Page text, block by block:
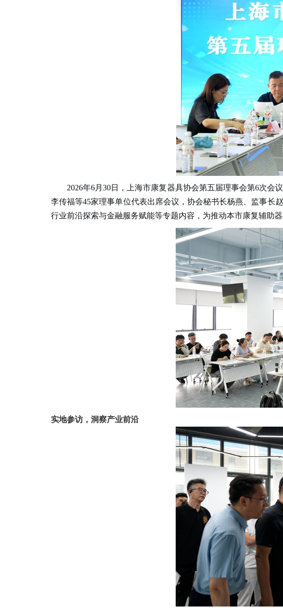
2026年6月30日，上海市康复器具协会第五届理事会第6次会
李传福等45家理事单位代表出席会议，协会秘书长杨燕、监事长
行业前沿探索与金融服务赋能等专题内容，为推动本市康复辅助
实地参访，洞察产业前沿